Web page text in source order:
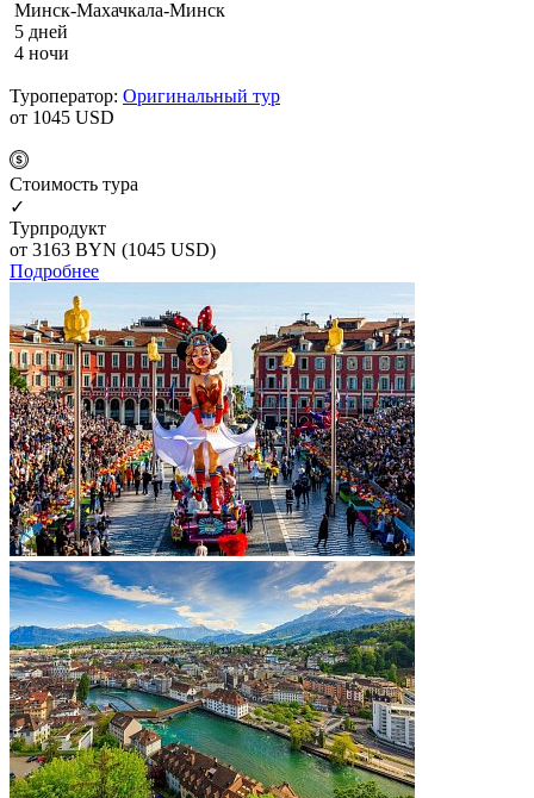
Минск-Махачкала-Минск
5 дней
4 ночи
Туроператор: Оригинальный тур
от 1045 USD
Cтоимость тура
✓
Турпродукт
от 3163 BYN (1045 USD)
Подробнее